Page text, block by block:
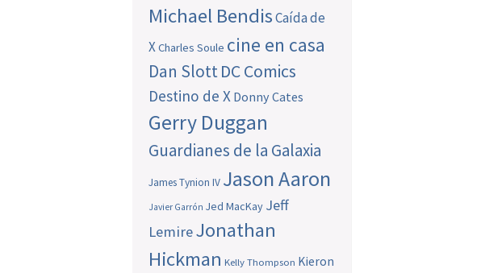
Michael BendisCaída de
XCharles Soule cine en casa
Dan SlottDC Comics
Destino de X Donny Cates
Gerry Duggan
Guardianes de la Galaxia
James Tynion IV Jason Aaron
Javier Garrón Jed MacKay Jeff
LemireJonathan
Hickman Kelly Thompson Kieron